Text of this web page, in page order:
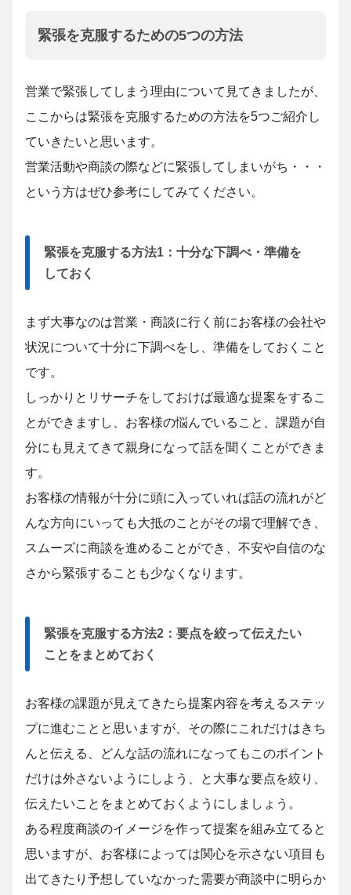
緊張を克服するための5つの方法
営業で緊張してしまう理由について見てきましたが、
ここからは緊張を克服するための方法を5つご紹介し
ていきたいと思います。
営業活動や商談の際などに緊張してしまいがち・・・
という方はぜひ参考にしてみてください。
緊張を克服する方法1：十分な下調べ・準備を
しておく
まず大事なのは営業・商談に行く前にお客様の会社や
状況について十分に下調べをし、準備をしておくこと
です。
しっかりとリサーチをしておけば最適な提案をするこ
とができますし、お客様の悩んでいること、課題が自
分にも見えてきて親身になって話を聞くことができま
す。
お客様の情報が十分に頭に入っていれば話の流れがど
んな方向にいっても大抵のことがその場で理解でき、
スムーズに商談を進めることができ、不安や自信のな
さから緊張することも少なくなります。
緊張を克服する方法2：要点を絞って伝えたい
ことをまとめておく
お客様の課題が見えてきたら提案内容を考えるステッ
プに進むことと思いますが、その際にこれだけはきち
んと伝える、どんな話の流れになってもこのポイント
だけは外さないようにしよう、と大事な要点を絞り、
伝えたいことをまとめておくようにしましょう。
ある程度商談のイメージを作って提案を組み立てると
思いますが、お客様によっては関心を示さない項目も
出てきたり予想していなかった需要が商談中に明らか